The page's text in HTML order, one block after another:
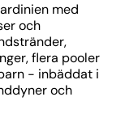
med
och
flera pooler
- inbäddat i
och